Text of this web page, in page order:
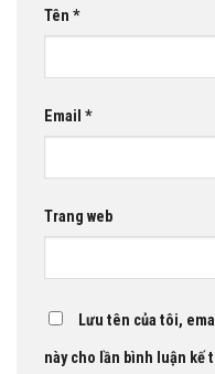
Tên *
Email *
Trang web
Lưu tên của tôi,
này cho lần bình luận kế